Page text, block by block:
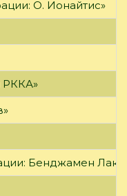
О. Ионайтис»
РККА»
Бенджамен